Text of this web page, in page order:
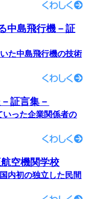
中島飛行機－証
た中島飛行機の技術
証言集－
いった企業関係者の
空機関学校
内初の独立した民間